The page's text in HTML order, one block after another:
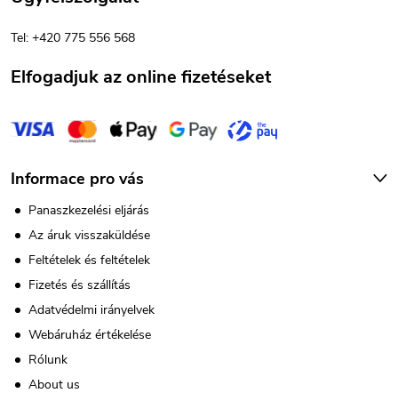
e
l
e
m
e
i
é
c
Tel: +420 775 556 568
Elfogadjuk az online fizetéseket
Informace pro vás
Panaszkezelési eljárás
Az áruk visszaküldése
Feltételek és feltételek
Fizetés és szállítás
Adatvédelmi irányelvek
Webáruház értékelése
Rólunk
About us